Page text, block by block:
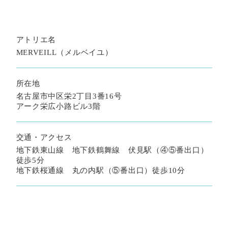
アトリエ名
MERVEILL（メルベイユ）
所在地
名古屋市中区栄2丁目3番16号
アーク栄広小路ビル3階
交通・アクセス
地下鉄東山線 地下鉄鶴舞線 伏見駅（④⑤番出口）
徒歩5分
地下鉄桜通線 丸の内駅（⑤番出口）徒歩10分